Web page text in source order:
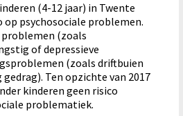
(4-12 jaar) in Twente
op psychosociale problemen.
(zoals
of depressieve
(zoals driftbuien
Ten opzichte van 2017
kinderen geen risico
problematiek.